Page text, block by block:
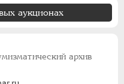
аукционах
архив